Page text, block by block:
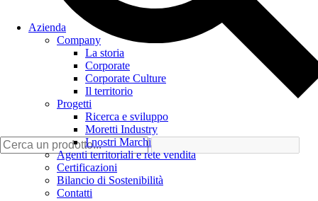
Azienda
Company
La storia
Corporate
Corporate Culture
Il territorio
Progetti
Ricerca e sviluppo
Moretti Industry
I nostri Marchi
Agenti territoriali e rete vendita
Certificazioni
Bilancio di Sostenibilità
Contatti